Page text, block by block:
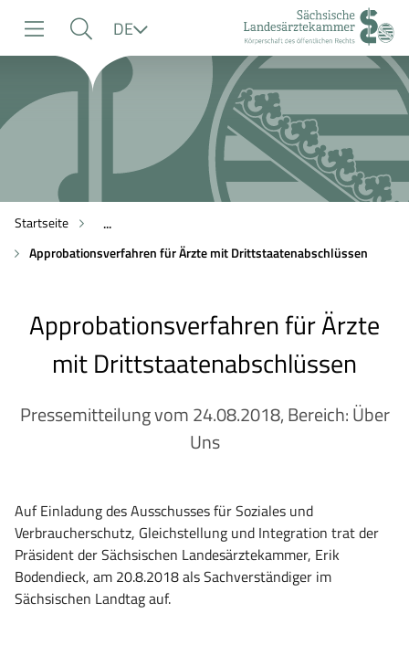
Navigation
Suche
Inhalt
DE
Startseite
...
Approbationsverfahren für Ärzte mit Drittstaatenabschlüssen
Approbationsverfahren für Ärzte
mit Drittstaatenabschlüssen
Pressemitteilung vom 24.08.2018, Bereich: Über
Uns
Auf Einladung des Ausschusses für Soziales und
Verbraucherschutz, Gleichstellung und Integration trat der
Präsident der Sächsischen Landesärztekammer, Erik
Bodendieck, am 20.8.2018 als Sachverständiger im
Sächsischen Landtag auf.